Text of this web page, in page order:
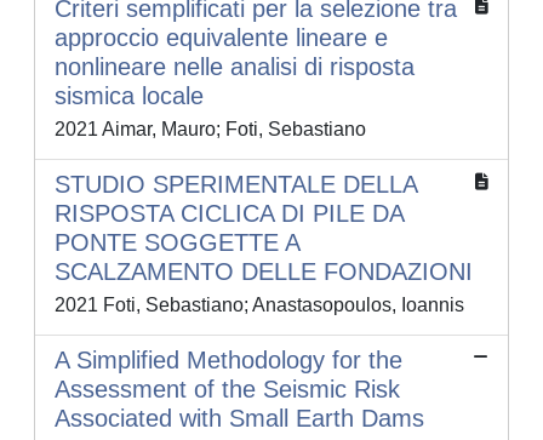
Criteri semplificati per la selezione tra
approccio equivalente lineare e
nonlineare nelle analisi di risposta
sismica locale
2021 Aimar, Mauro; Foti, Sebastiano
STUDIO SPERIMENTALE DELLA
RISPOSTA CICLICA DI PILE DA
PONTE SOGGETTE A
SCALZAMENTO DELLE FONDAZIONI
2021 Foti, Sebastiano; Anastasopoulos, Ioannis
A Simplified Methodology for the
Assessment of the Seismic Risk
Associated with Small Earth Dams